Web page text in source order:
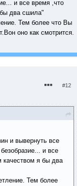
и все время ,что
бы два сшила"
Тем более что Вы
оно как смотрится.
#12
и вывернуть все
и все
качеством я бы два
Тем более